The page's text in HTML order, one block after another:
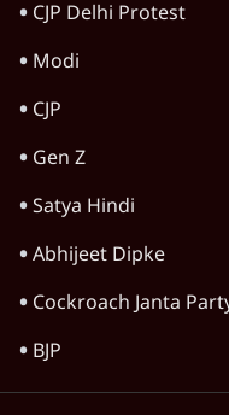
CJP Delhi Protest
Modi
CJP
Gen Z
Satya Hindi
Abhijeet Dipke
Cockroach Janta
BJP